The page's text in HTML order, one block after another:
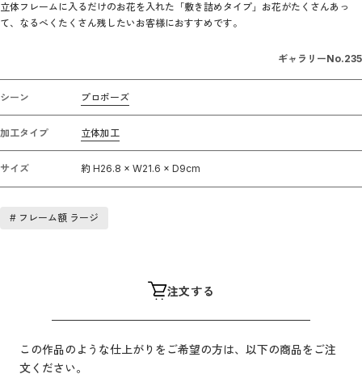
立体フレームに入るだけのお花を入れた「敷き詰めタイプ」お花がたくさんあっ
て、なるべくたくさん残したいお客様におすすめです。
ギャラリーNo.235
シーン プロポーズ
加工タイプ 立体加工
サイズ 約 H26.8 × W21.6 × D9cm
# フレーム額 ラージ
注文する
この作品のような仕上がりをご希望の方は、以下の商品をご注
文ください。